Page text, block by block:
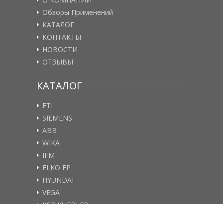
Обзоры Применений
КАТАЛОГ
КОНТАКТЫ
НОВОСТИ
ОТЗЫВЫ
КАТАЛОГ
ETI
SIEMENS
ABB
WIKA
IFM
ELKO EP
HYUNDAI
VEGA